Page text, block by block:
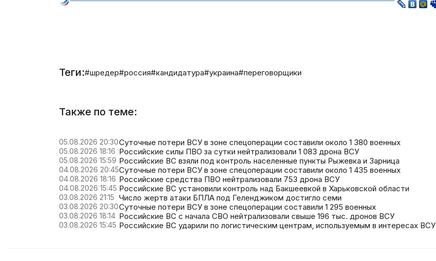
Теги:#шредер#россия#кандидатура#украина#переговорщики
Также по теме:
05.08.2026 20:30Суточные потери ВСУ в зоне спецоперации составили около 1 380 военных
05.08.2026 18:16 Российские силы ПВО за сутки нейтрализовали 1 083 дрона ВСУ
05.08.2026 15:59 Российские ВС взяли под контроль населенные пункты Рыжевка и Зарница
04.08.2026 20:45Суточные потери ВСУ в зоне спецоперации составили около 1 435 военных
04.08.2026 18:16 Российские средства ПВО нейтрализовали 753 дрона ВСУ
04.08.2026 15:45 Российские ВС установили контроль над Бакшеевкой в Харьковской области
03.08.2026 21:15 Число жертв атаки БПЛА под Геленджиком достигло семи
03.08.2026 20:30Суточные потери ВСУ в зоне спецоперации составили 1 295 военных
03.08.2026 18:14 Российские ВС с начала СВО нейтрализовали свыше 196 тыс. дронов ВСУ
03.08.2026 15:45 Российские ВС ударили по логистическим центрам, используемым в интересах ВСУ